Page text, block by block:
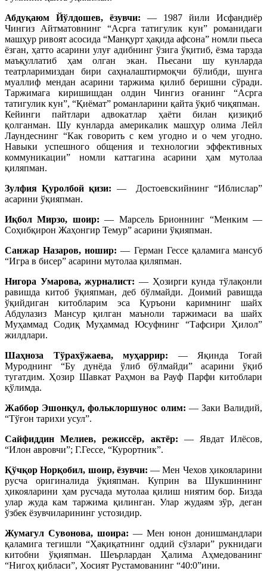
Абдуқаюм Йўлдошев, ёзувчи: — 1987 йили Исфандиёр
Чингиз Айтматовнинг “Асрга татигулик кун” романидаги
машҳур ривоят асосида “Манқурт ҳақида афсона” номли пьеса
ёзган, ҳатто асарини улуғ адибнинг ўзига ўқитиб, ёзма тарзда
маъқуллатиб ҳам олган экан. Пьесани шу кунларда
театрларимиздан бири саҳналаштирмоқчи бўлибди, шунга
муаллиф мендан асарини таржима қилиб беришни сўради.
Таржимага киришишдан олдин Чингиз оғанинг “Асрга
татигулик кун”, “Қиёмат” романларини қайта ўқиб чиқяпман.
Кейинги пайтлари адвокатлар ҳаёти билан қизиқиб
қолганман. Шу кунларда америкалик машҳур олима Лейл
Лаундеснинг “Как говорить с кем угодно и о чем угодно.
Навыки успешного общения и технологии эффективных
коммуникации” номли каттагина асарини ҳам мутолаа
қиляпман.
Зулфия Қуролбой қизи: — Достоевскийнинг “Иблислар”
асарини ўқияпман.
Иқбол Мирзо, шоир: — Марсель Брионнинг “Менким —
Соҳибқирон Жаҳонгир Темур” асарини ўқияпман.
Санжар Назаров, ношир: — Герман Гессе қаламига мансуб
“Игра в бисер” асарини мутолаа қиляпман.
Нигора Умарова, журналист: — Ҳозирги кунда тўлақонли
равишда китоб ўқияпман, деб бўлмайди. Доимий равишда
ўқийдиган китобларим эса Қуръони каримнинг шайх
Абдулазиз Мансур қилган маъноли таржимаси ва шайх
Муҳаммад Содиқ Муҳаммад Юсуфнинг “Тафсири Ҳилол”
жилдлари.
Шаҳноза Тўрахўжаева, муҳаррир: — Яқинда Тоғай
Муроднинг “Бу дунёда ўлиб бўлмайди” асарини ўқиб
тугатдим. Ҳозир Шавкат Раҳмон ва Рауф Парфи китоблари
қўлимда.
Жаббор Эшонқул, фольклоршунос олим: — Заки Валидий,
“Тўғон тарихи усул”.
Сайфиддин Мелиев, режиссёр, актёр: — Явдат Илёсов,
“Илон авровчи”; Г.Гессе, “Курортник”.
Қўчқор Норқобил, шоир, ёзувчи: — Мен Чехов ҳикояларини
русча оригиналида ўқияпман. Куприн ва Шукшиннинг
ҳикояларини ҳам русчада мутолаа қилиш ниятим бор. Бизда
улар жуда кам таржима қилинган. Улар жудаям зўр, деган
ўзбек ёзувчиларининг устозидир.
Жумагул Сувонова, шоира: — Мен юнон донишмандлари
қаламига тегишли “Ҳақиқатнинг оддий сўзлари” рукнидаги
китобни ўқияпман. Шеърлардан Ҳалима Аҳмедованинг
“Нигоҳ қибласи”, Хосият Рустамованинг “40:0”ини.